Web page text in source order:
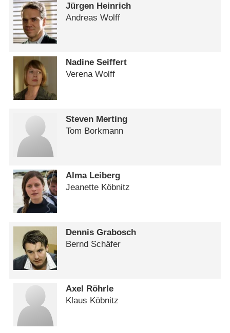
Jürgen Heinrich
Andreas Wolff
Nadine Seiffert
Verena Wolff
Steven Merting
Tom Borkmann
Alma Leiberg
Jeanette Köbnitz
Dennis Grabosch
Bernd Schäfer
Axel Röhrle
Klaus Köbnitz